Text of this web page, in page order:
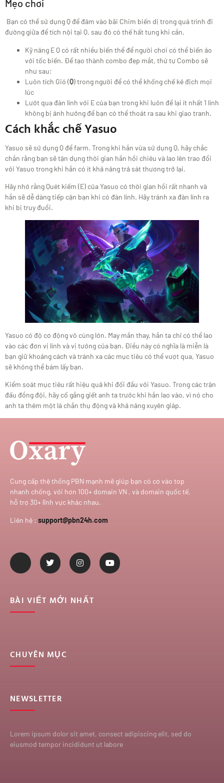
Mẹo chơi
Bạn có thể sử dụng Q để đâm vào bãi Chim biến dị trong quá trình đi
đường giữa để tích nội tại Q, sau đó có thế hất tung khi cần.
Kỹ năng E Q có rất nhiều biến thể để người chơi có thể biến ảo
với tốc biến. Để tạo thành combo đẹp mắt, thứ tự Combo sẽ
như sau:
Luôn tích Gió (Q) trong người để có thể khống chế kẻ địch mọi
lúc
Lướt qua đàn lính với E của bạn trong khi luôn để lại ít nhất 1 lính
không bị ảnh hưởng để bạn có thể thoát ra sau khi giao tranh.
Cách khắc chế Yasuo
Yasuo sẽ sử dụng Q để farm. Trong khi hắn vừa sử dụng Q, hãy chắc
chắn rằng bạn sẽ tận dụng thời gian hắn hồi chiêu và lao lên trao đổi
với Yasuo trong khi hắn có ít khả năng trả sát thương trở lại.
Hãy nhớ rằng Quét kiếm (E) của Yasuo có thời gian hồi rất nhanh và
hắn sẽ dễ dàng tiếp cận bạn khi có đàn lính. Hãy tránh xa đàn lính ra
khi bị truy đuổi.
Yasuo có độ cơ động vô cùng lớn. May mắn thay, hắn ta chỉ có thể lao
vào các đơn vị lính và vị tướng của bạn. Điều này có nghĩa là miễn là
bạn giữ khoảng cách và tránh xa các mục tiêu có thể vượt qua, Yasuo
sẽ không thể bám lấy bạn.
Kiểm soát mục tiêu rất hiệu quả khi đối đầu với Yasuo. Trong các trận
đấu đồng đội, hãy cố gắng giết anh ta trước khi hắn lao vào, vì nó cho
anh ta thêm một lá chắn thụ động và khả năng xuyên giáp.
Cung cấp thệ thống PBN mạnh mẽ giúp bạn có cơ vào top
nhanh chống, với hơn 100+ domain VN , và domain quốc tế,
hỗ trợ 30+ lĩnh vực khác nhau.
Liên hệ : support@pbn24h.com
BÀI VIẾT MỚI NHẤT
CHUYÊN MỤC
NEWSLETTER
Lorem ipsum dolor sit amet, consect adipiscing elit, sed do
eiusmod tempor incididunt ut labore